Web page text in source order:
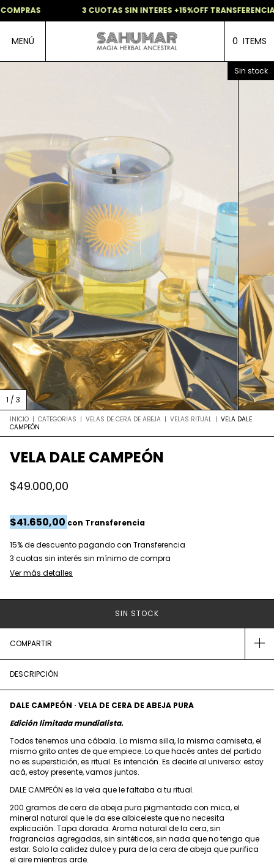
3 CUOTAS SIN INTERES +15%OFF TRANSFERENCIA
MENÚ 0 ITEMS
Sin stock
1 / 3
INICIO | CATEGORIAS | VELAS DE CERA DE ABEJA | VELAS RITUAL | VELA DALE
CAMPEÓN
VELA DALE CAMPEÓN
$49.000,00
$41.650,00 con Transferencia
15% de descuentopagando con Transferencia
Ver más detalles
COMPARTIR
DESCRIPCIÓN
DALE CAMPEÓN · VELA DE CERA DE ABEJA PURA
Edición limitada mundialista.
Todos tenemos una cábala. La misma silla, la misma camiseta, el
mismo grito antes de que empiece. Lo que hacés antes del partido
no es superstición, es ritual. Es intención. Es decirle al universo: estoy
acá, estoy presente, vamos juntos.
DALE CAMPEÓN es la vela que le faltaba a tu ritual.
200 gramos de cera de abeja pura pigmentada con mica, el
mineral natural que le da ese albiceleste que no necesita
explicación. Tapa dorada. Aroma natural de la cera, sin
fragrancias agregadas, sin sintéticos, sin nada que no tenga que
estar. Solo la calidez dulce y pura de la cera de abeja que purifica
el aire mientras arde.